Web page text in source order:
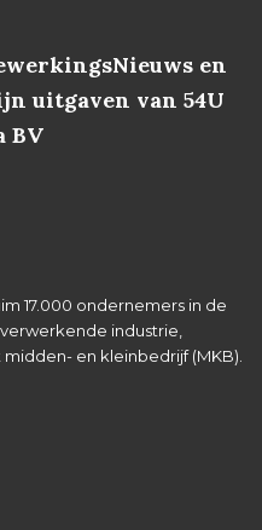
en
uitgaven van 54U
BV
17.000 ondernemers in de
industrie,
en kleinbedrijf (MKB).